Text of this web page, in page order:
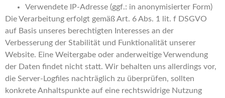
Verwendete IP-Adresse (ggf.: in anonymisierter Form)
Die Verarbeitung erfolgt gemäß Art. 6 Abs. 1 lit. f DSGVO
auf Basis unseres berechtigten Interesses an der
Verbesserung der Stabilität und Funktionalität unserer
Website. Eine Weitergabe oder anderweitige Verwendung
der Daten findet nicht statt. Wir behalten uns allerdings vor,
die Server-Logfiles nachträglich zu überprüfen, sollten
konkrete Anhaltspunkte auf eine rechtswidrige Nutzung